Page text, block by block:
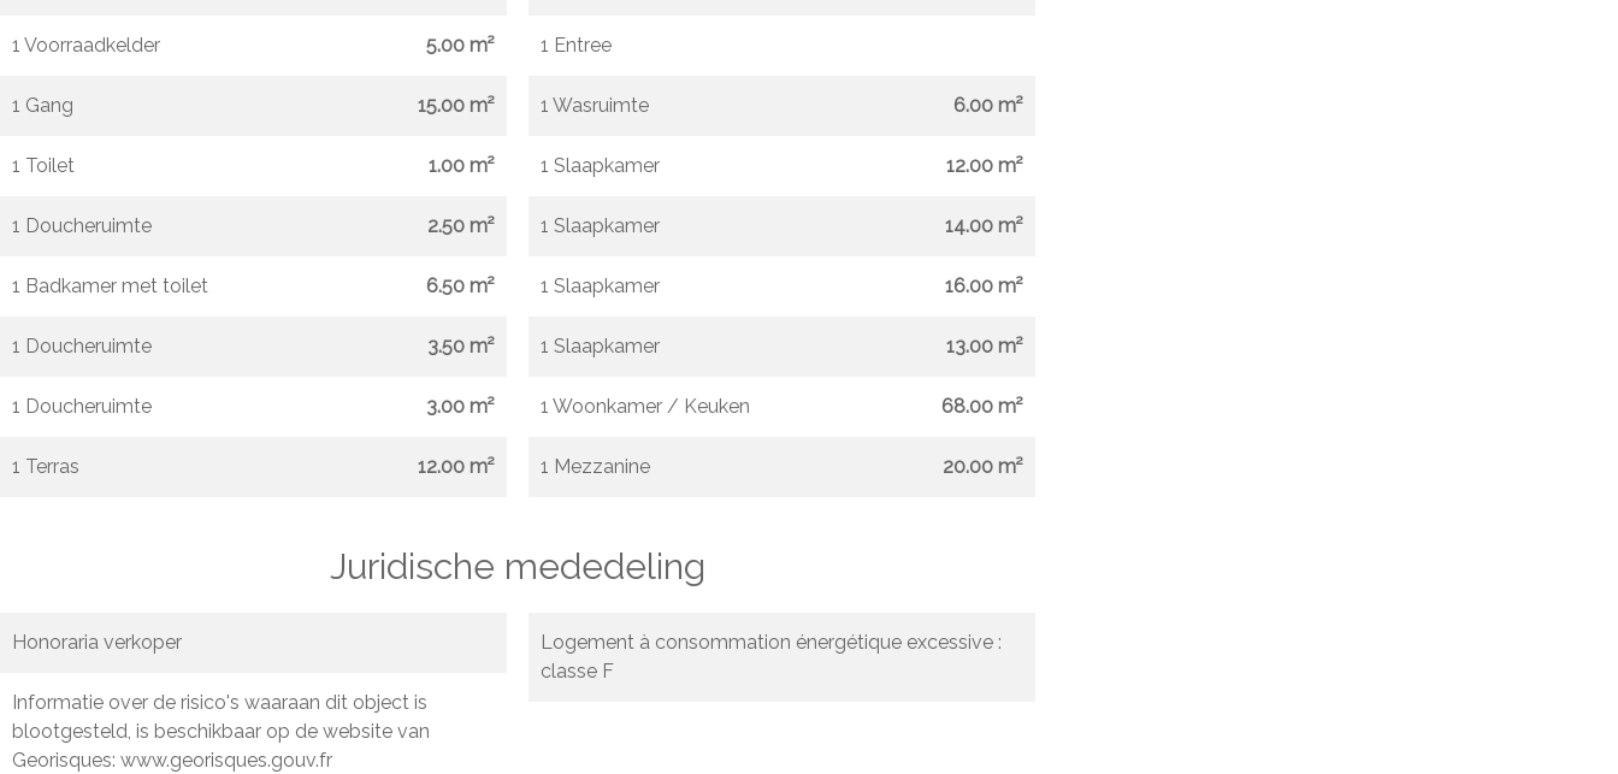
1 Voorraadkelder 5.00 m² 1 Entree
1 Gang 15.00 m² 1 Wasruimte 6.00 m²
1 Toilet 1.00 m² 1 Slaapkamer 12.00 m²
1 Doucheruimte 2.50 m² 1 Slaapkamer 14.00 m²
1 Badkamer met toilet 6.50 m² 1 Slaapkamer 16.00 m²
1 Doucheruimte 3.50 m² 1 Slaapkamer 13.00 m²
1 Doucheruimte 3.00 m² 1 Woonkamer / Keuken 68.00 m²
1 Terras 12.00 m² 1 Mezzanine 20.00 m²
Juridische mededeling
Honoraria verkoper
Logement à consommation énergétique excessive :
classe F
Informatie over de risico's waaraan dit object is
blootgesteld, is beschikbaar op de website van
Georisques: www.georisques.gouv.fr